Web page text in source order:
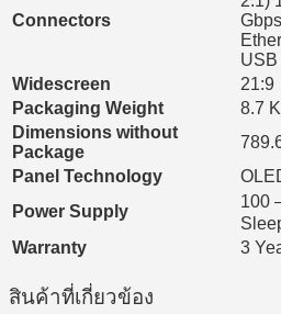
Connectors
USB
Widescreen
21:9
Packaging Weight
8.7
Dimensions without
Package
Panel Technology
Power Supply
100
Warranty
3
สินค้าที่เกี่ยวข้อง